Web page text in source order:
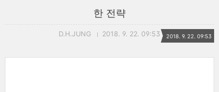
한 전략
D.H.JUNG 2018. 9. 22. 09:53 2018. 9. 22. 09:53